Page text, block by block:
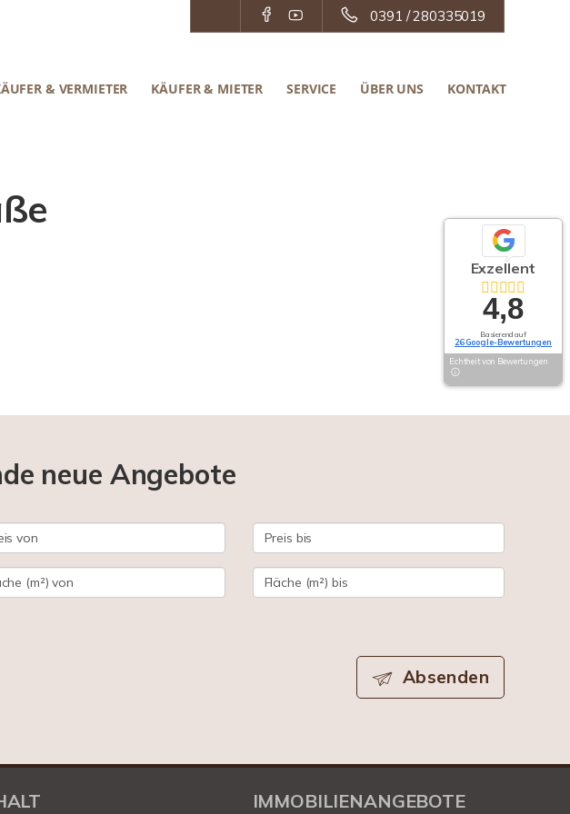
0391 / 280335019
& VERMIETER KÄUFER & MIETER SERVICE ÜBER UNS KONTAKT
neue Angebote
Absenden
Exzellent
4,8
Basierend auf
26 Google-Bewertungen
Echtheit von Bewertungen
IMMOBILIENANGEBOTE